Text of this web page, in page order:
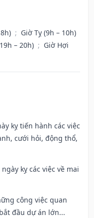
; Giờ Tỵ (9h – 10h)
– 20h) ; Giờ Hợi
kỵ tiến hành các việc
cưới hỏi, động thổ,
kỵ các việc về mai
công việc quan
đầu dự án lớn...